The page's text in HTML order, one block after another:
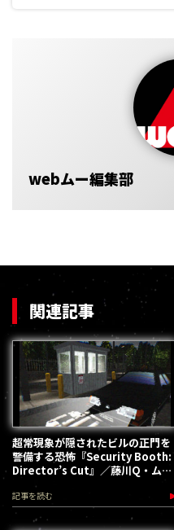
webムー編集部
関連記事
超常現象が隠されたビルの正門を
警備する恐怖『Security Booth:
Director’s Cut』／藤川Q・ムー
記事を読む